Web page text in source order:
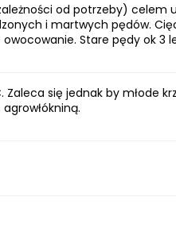
od potrzeby) celem
i martwych pędów.
Stare pędy ok 3
się jednak by młode